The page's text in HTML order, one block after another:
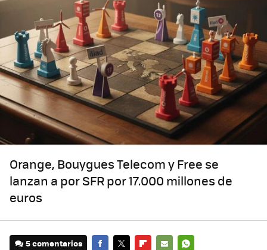
Orange, Bouygues Telecom y Free se
lanzan a por SFR por 17.000 millones de
euros
5 comentarios